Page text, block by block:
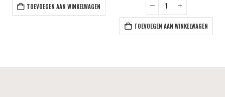
TOEVOEGEN AAN WINKELWAGEN
TOEVOEGEN AAN WINKELWAGEN